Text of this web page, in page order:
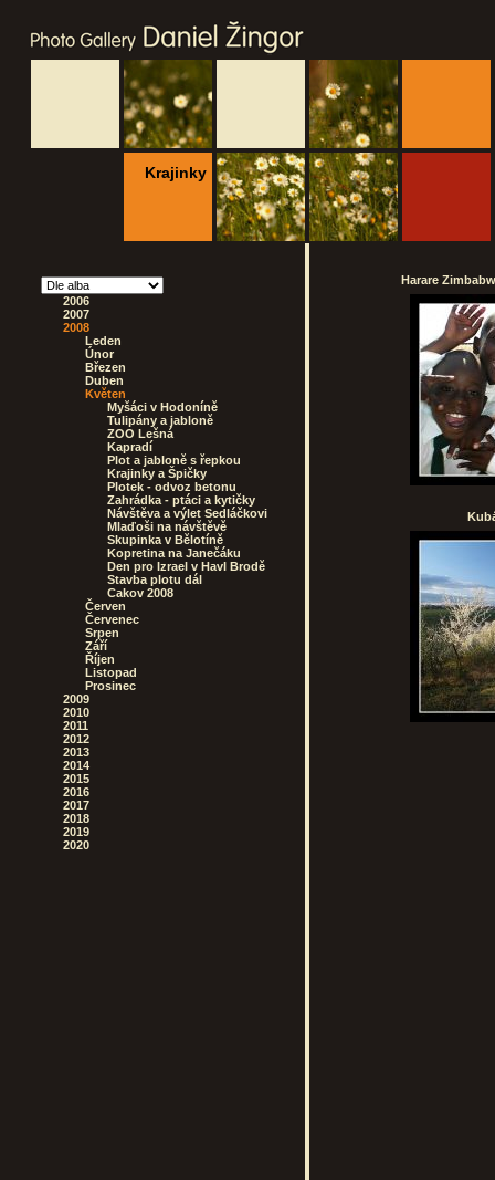
Krajinky
2006
2007
2008
Leden
Únor
Březen
Duben
Květen
Myšáci v Hodoníně
Tulipány a jabloně
ZOO Lešná
Kapradí
Plot a jabloně s řepkou
Krajinky a Špičky
Plotek - odvoz betonu
Zahrádka - ptáci a kytičky
Návštěva a výlet Sedláčkovi
Mlaďoši na návštěvě
Skupinka v Bělotíně
Kopretina na Janečáku
Den pro Izrael v Havl Brodě
Stavba plotu dál
Cakov 2008
Červen
Červenec
Srpen
Září
Říjen
Listopad
Prosinec
2009
2010
2011
2012
2013
2014
2015
2016
2017
2018
2019
2020
Harare